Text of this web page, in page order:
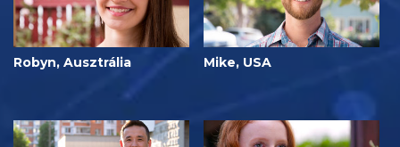
Robyn, Ausztrália Mike, USA